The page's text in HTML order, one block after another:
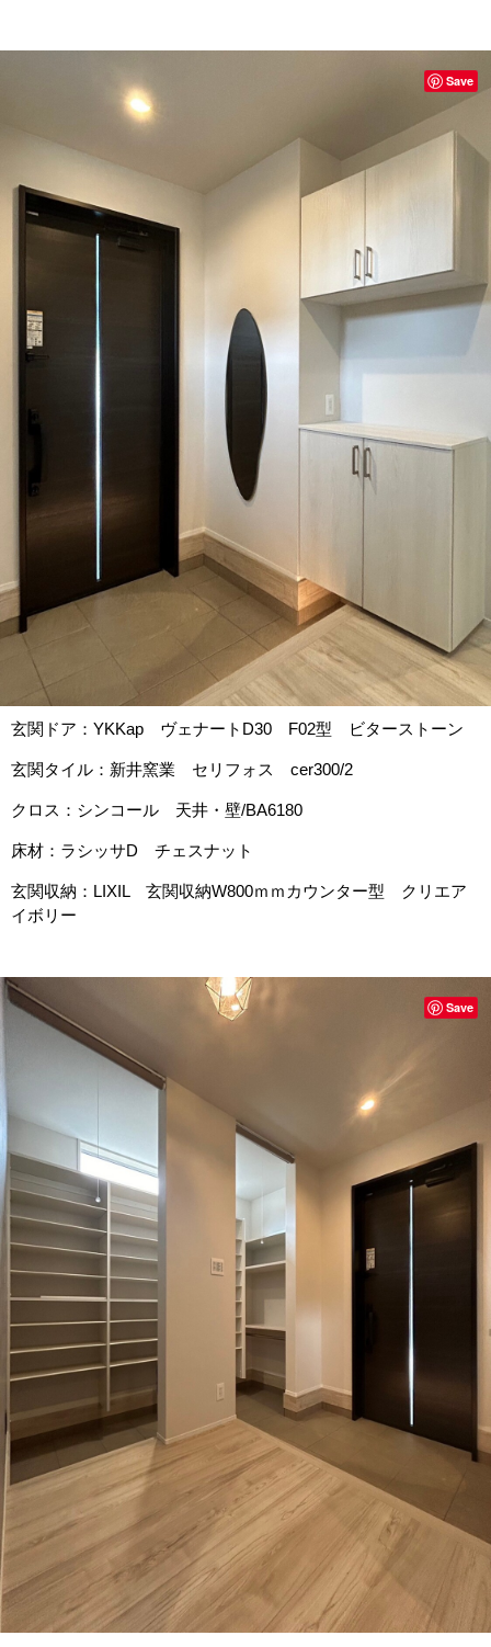
玄関ドア：YKKap ヴェナートD30 F02型 ビターストーン
玄関タイル：新井窯業 セリフォス cer300/2
クロス：シンコール 天井・壁/BA6180
床材：ラシッサD チェスナット
玄関収納：LIXIL 玄関収納W800ｍｍカウンター型 クリエア
イボリー
Save
Save